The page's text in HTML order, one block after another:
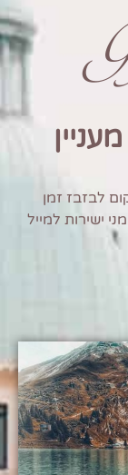
לבזבז זמן
ישירות למייל